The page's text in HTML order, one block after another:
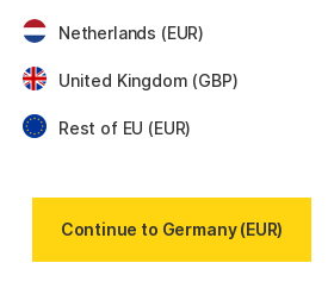
28.90 €
Netherlands (EUR)
United Kingdom (GBP)
Rest of EU (EUR)
Continue to Germany (EUR)